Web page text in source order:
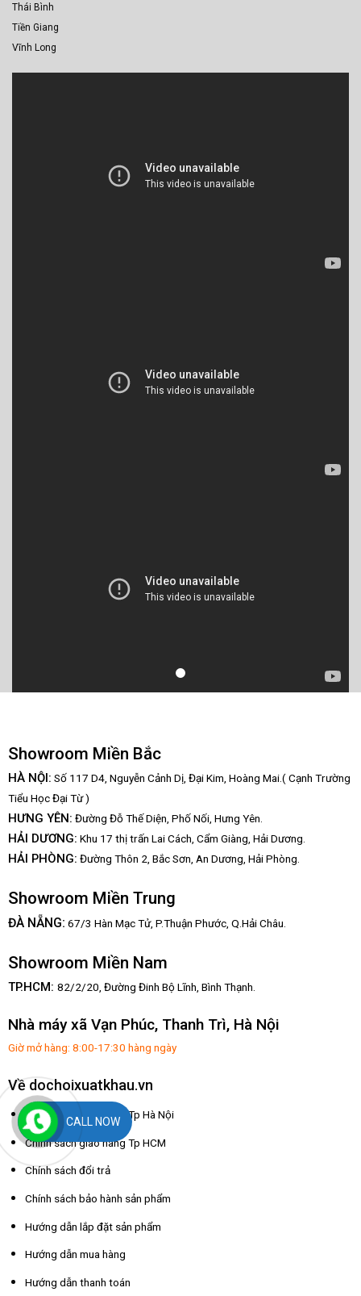
Thái Bình
Tiền Giang
Vĩnh Long
Showroom Miền Bắc
HÀ NỘI: Số 117 D4, Nguyễn Cảnh Dị, Đại Kim, Hoàng Mai.( Cạnh Trường
Tiểu Học Đại Từ )
HƯNG YÊN: Đường Đỗ Thế Diện, Phố Nối, Hưng Yên.
HẢI DƯƠNG: Khu 17 thị trấn Lai Cách, Cẩm Giàng, Hải Dương.
HẢI PHÒNG: Đường Thôn 2, Bắc Sơn, An Dương, Hải Phòng.
Showroom Miền Trung
ĐÀ NẴNG: 67/3 Hàn Mạc Tử, P.Thuận Phước, Q.Hải Châu.
Showroom Miền Nam
TP.HCM: 82/2/20, Đường Đinh Bộ Lĩnh, Bình Thạnh.
Nhà máy xã Vạn Phúc, Thanh Trì, Hà Nội
Giờ mở hàng: 8:00-17:30 hàng ngày
Về dochoixuatkhau.vn
Chính sách giao hàng Tp Hà Nội
Chính sách giao hàng Tp HCM
Chính sách đổi trả
Chính sách bảo hành sản phẩm
Hướng dẫn lắp đặt sản phẩm
Hướng dẫn mua hàng
Hướng dẫn thanh toán
CALL NOW